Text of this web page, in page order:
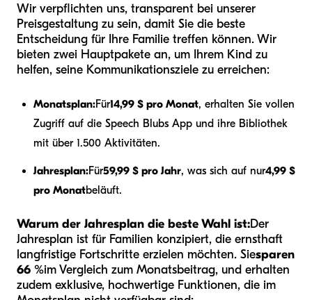
Wir verpflichten uns, transparent bei unserer
Preisgestaltung zu sein, damit Sie die beste
Entscheidung für Ihre Familie treffen können. Wir
bieten zwei Hauptpakete an, um Ihrem Kind zu
helfen, seine Kommunikationsziele zu erreichen:
Monatsplan:Für14,99 $ pro Monat, erhalten Sie vollen
Zugriff auf die Speech Blubs App und ihre Bibliothek
mit über 1.500 Aktivitäten.
Jahresplan:Für59,99 $ pro Jahr, was sich auf nur4,99 $
pro Monatbeläuft.
Warum der Jahresplan die beste Wahl ist:Der
Jahresplan ist für Familien konzipiert, die ernsthaft
langfristige Fortschritte erzielen möchten. Siesparen
66 %im Vergleich zum Monatsbeitrag, und erhalten
zudem exklusive, hochwertige Funktionen, die im